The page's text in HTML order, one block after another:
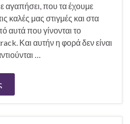
αγαπήσει, που τα έχουμε
καλές μας στιγμές και στα
αυτά που γίνονται το
Και αυτήν η φορά δεν είναι
…